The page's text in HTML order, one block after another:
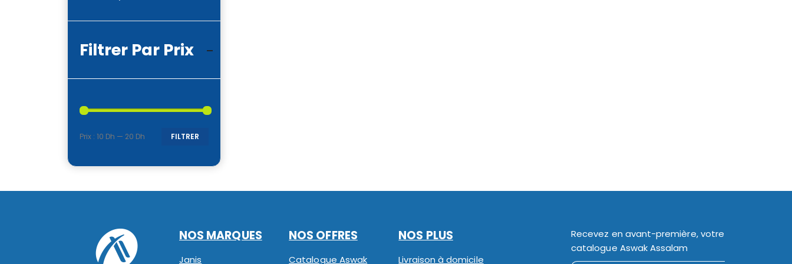
Filtrer Par Prix
FILTRER
Prix : 10 Dh — 20 Dh
NOS MARQUES
Janis
NOS OFFRES
Catalogue Aswak
NOS PLUS
Livraison à domicile
Recevez en avant-première, votre
catalogue Aswak Assalam